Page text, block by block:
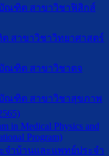
ณฑิต สาขาวิชาฟิสิกส์
สาขาวิชาวิทยาศาสตร์
ณฑิต สาขาวิชาตจ
ณฑิต สาขาวิชาสุขภาพ
in Medical Physics and
Program)
ำบ้านและแพทย์ประจำ